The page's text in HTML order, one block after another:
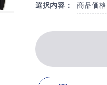
選択内容： 商品価格